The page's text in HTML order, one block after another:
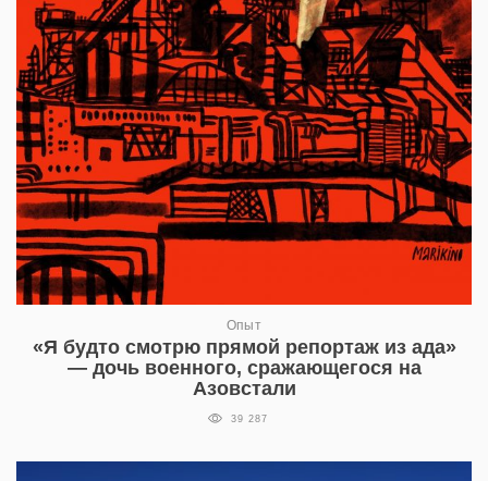
Опыт
«Я будто смотрю прямой репортаж из ада»
— дочь военного, сражающегося на
Азовстали
39 287